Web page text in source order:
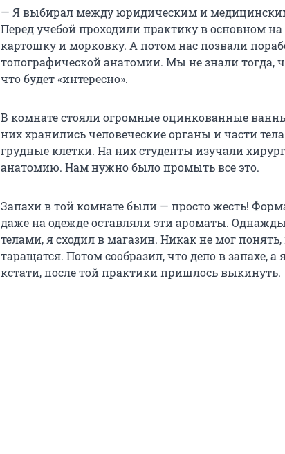
— Я выбирал между юридическим и
Перед учебой проходили практику в основном на
картошку и морковку. А потом нас позвали
топографической анатомии. Мы не знали тогда,
что будет «интересно».
В комнате стояли огромные оцинкованные
них хранились человеческие органы и части
грудные клетки. На них студенты изучали
анатомию. Нам нужно было промыть все это.
Запахи в той комнате были — просто жесть!
даже на одежде оставляли эти ароматы.
телами, я сходил в магазин. Никак не мог
таращатся. Потом сообразил, что дело в запахе,
кстати, после той практики пришлось выкинуть.